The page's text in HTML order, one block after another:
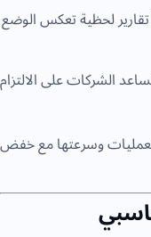
تقارير لحظية تعكس الوضع
الشركات على الالتزام
وسرعتها مع خفض